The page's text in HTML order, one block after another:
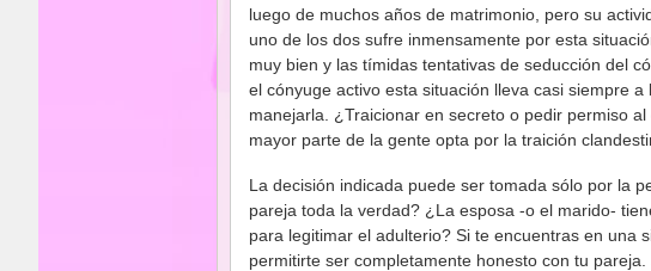
luego de muchos años de matrimonio, pero su
uno de los dos sufre inmensamente por esta
muy bien y las tímidas tentativas de seducción del
el cónyuge activo esta situación lleva casi siempre
manejarla. ¿Traicionar en secreto o pedir permiso
mayor parte de la gente opta por la traición
La decisión indicada puede ser tomada sólo por la
pareja toda la verdad? ¿La esposa -o el marido-
para legitimar el adulterio? Si te encuentras en una
permitirte ser completamente honesto con tu